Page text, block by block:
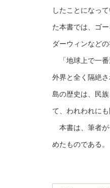
したことになっ
た本書では、ゴ
ダーウィンなど
「地球上で一番
外界と全く隔絶
島の歴史は、民
て、われわれに
本書は、筆者が
めたものである。